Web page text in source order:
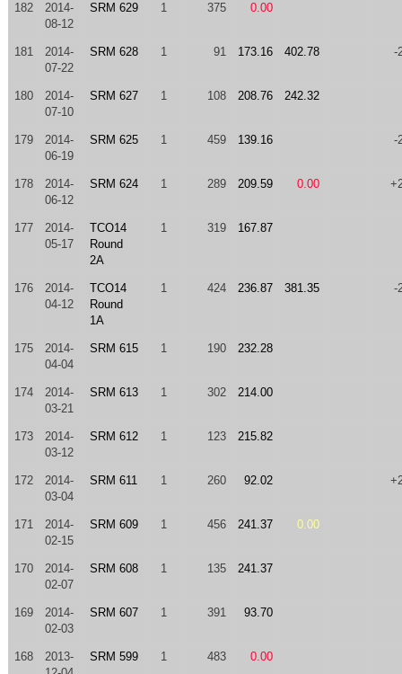
182
2014-
08-12
SRM 629 1 375 0.00
181
2014-
07-22
SRM 628 1 91 173.16 402.78 -
180
2014-
07-10
SRM 627 1 108 208.76 242.32
179
2014-
06-19
SRM 625 1 459 139.16 -
178
2014-
06-12
SRM 624 1 289 209.59 0.00
177
2014-
05-17
TCO14
Round
2A
1 319 167.87
176
2014-
04-12
TCO14
Round
1A
1 424 236.87 381.35 -
175
2014-
04-04
SRM 615 1 190 232.28
174
2014-
03-21
SRM 613 1 302 214.00
173
2014-
03-12
SRM 612 1 123 215.82
172
2014-
03-04
SRM 611 1 260 92.02
171
2014-
02-15
SRM 609 1 456 241.37 0.00
170
2014-
02-07
SRM 608 1 135 241.37
169
2014-
02-03
SRM 607 1 391 93.70
168
2013-
SRM 599 1 483 0.00